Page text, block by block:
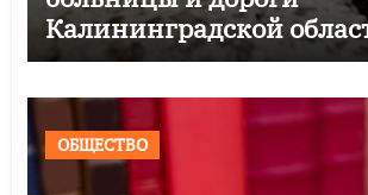
Калининградской
ОБЩЕСТВО